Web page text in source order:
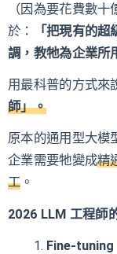
（因為要花費數
於：
「把現有的
調，教牠為企業所
用最科普的方式來
師」。
原本的通用型大模
企業需要牠變成精
工 。
2026 LLM 工程師
Fine-tuning